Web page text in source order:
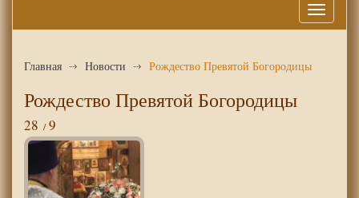
Меню
Главная Новости Рождество Превятой Богородицы
Рождество Превятой Богородицы
28 9